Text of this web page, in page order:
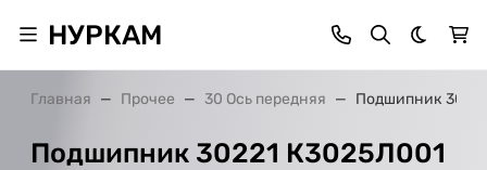
НУРКАМ Темная
Главная Прочее 30 Ось передняя Подшипник
Подшипник 30221 К3025Л001